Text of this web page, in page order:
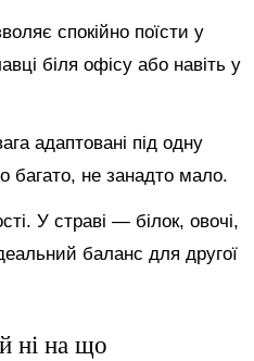
спокійно поїсти у
біля офісу або навіть у
адаптовані під одну
не занадто мало.
У страві — білок, овочі,
баланс для другої
ні на що